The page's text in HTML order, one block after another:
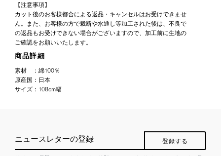
【注意事項】
カット後のお客様都合による返品・キャンセルはお受けできませ
ん。また、お客様の方で裁断や水通し等加工された後は、不良で
の返品もお受けできない場合がございますので、加工前に生地の
ご確認をお願いいたします。
商品詳細
素材 ： 綿100％
原産国 ： 日本
サイズ ： 108cm幅
ニュースレターの登録 登録する